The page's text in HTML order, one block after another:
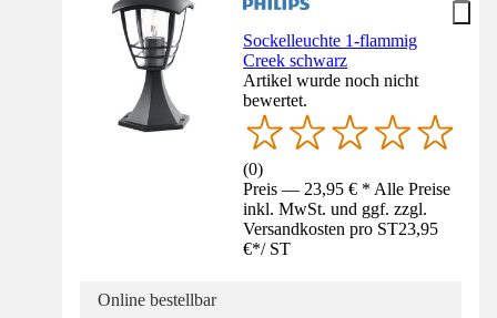
Sockelleuchte 1-flammig
Creek schwarz
Artikel wurde noch nicht
bewertet.
(0)
Preis — 23,95 € * Alle Preise
inkl. MwSt. und ggf. zzgl.
Versandkosten pro ST23,95
€*/ ST
Online bestellbar